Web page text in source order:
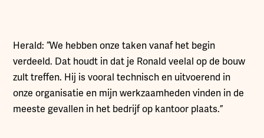
Herald: “We hebben onze taken vanaf het begin
verdeeld. Dat houdt in dat je Ronald veelal op de bouw
zult treffen. Hij is vooral technisch en uitvoerend in
onze organisatie en mijn werkzaamheden vinden in de
meeste gevallen in het bedrijf op kantoor plaats.”